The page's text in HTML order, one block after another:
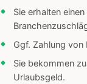
Sie erhalten
Ggf. Zahlung
Sie bekommen
Urlaubsgeld.